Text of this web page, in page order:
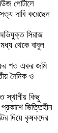
পোর্টালে
দাবি করেছেন
সিরাজ
মধ্য থেকে বাবুল
শত একর জমি
দৈনিক ও
স্থানীয় কিছু
ভিত্তিহীন
দিয়ে কৃষকদের